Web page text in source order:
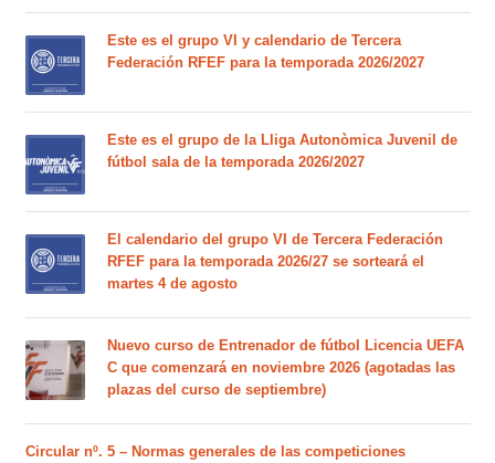
Este es el grupo VI y calendario de Tercera
Federación RFEF para la temporada 2026/2027
Este es el grupo de la Lliga Autonòmica Juvenil de
fútbol sala de la temporada 2026/2027
El calendario del grupo VI de Tercera Federación
RFEF para la temporada 2026/27 se sorteará el
martes 4 de agosto
Nuevo curso de Entrenador de fútbol Licencia UEFA
C que comenzará en noviembre 2026 (agotadas las
plazas del curso de septiembre)
Circular nº. 5 – Normas generales de las competiciones